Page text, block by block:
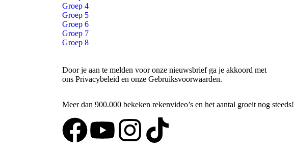
Groep 4
Groep 5
Groep 6
Groep 7
Groep 8
Door je aan te melden voor onze nieuwsbrief ga je akkoord met
ons Privacybeleid en onze Gebruiksvoorwaarden.
Meer dan 900.000 bekeken rekenvideo’s en het aantal groeit nog steeds!